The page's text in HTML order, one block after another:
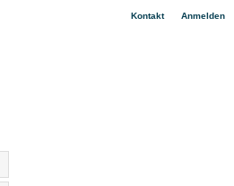
Kontakt| Anmelden